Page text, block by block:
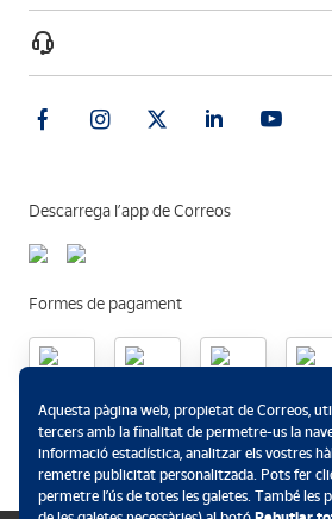
Descarrega l’app de Correos
Formes de pagament
Aquesta pàgina web, propietat de Correos,
tercers amb la finalitat de permetre-us la
informació estadística, analitzar els vostres
remetre publicitat personalitzada. Pots fer
permetre l’ús de totes les galetes. També